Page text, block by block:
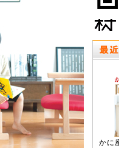
かに